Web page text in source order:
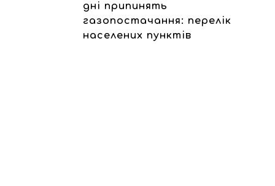
дні припинять
газопостачання: перелік
населених пунктів